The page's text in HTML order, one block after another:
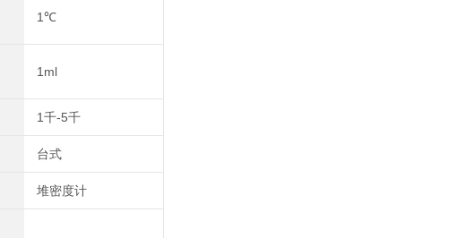
1℃
1ml
1千-5千
台式
堆密度计